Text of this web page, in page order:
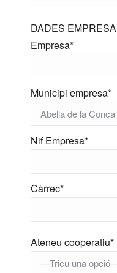
DADES EMPRESA
Empresa*
Municipi empresa*
Nif Empresa*
Càrrec*
Ateneu cooperatiu*